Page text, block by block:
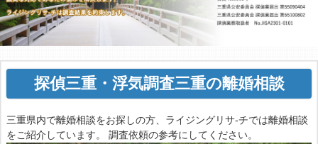
探偵三重・ 浮気調査三重の離婚相談
三重県内で離婚相談をお探しの方、ライジングリサ-チでは離婚相談
をご紹介しています。 調査依頼の参考にしてください。